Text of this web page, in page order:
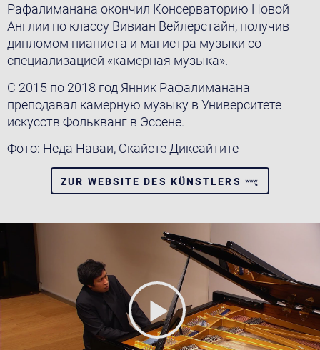
Рафалиманана окончил Консерваторию Новой
Англии по классу Вивиан Вейлерстайн, получив
дипломом пианиста и магистра музыки со
специализацией «камерная музыка».
С 2015 по 2018 год Янник Рафалиманана
преподавал камерную музыку в Университете
искусств Фолькванг в Эссене.
Фото: Неда Наваи, Скайсте Диксайтите
ZUR WEBSITE DES KÜNSTLERS